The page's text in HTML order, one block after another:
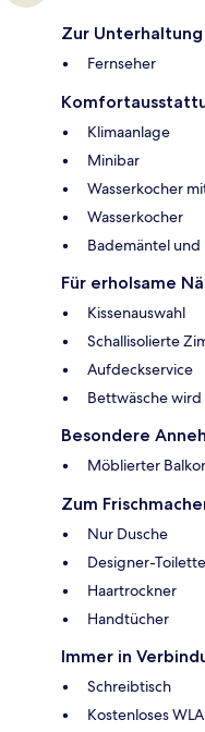
Zur Unterhaltung
Fernseher
Klimaanlage
Minibar
Wasserkocher
Wasserkocher
Bademäntel und
Für erholsame
Kissenauswahl
Schallisolierte
Aufdeckservice
Bettwäsche
Besondere
Möblierter
Zum
Nur Dusche
Designer-
Haartrockner
Handtücher
Immer in
Schreibtisch
Kostenloses